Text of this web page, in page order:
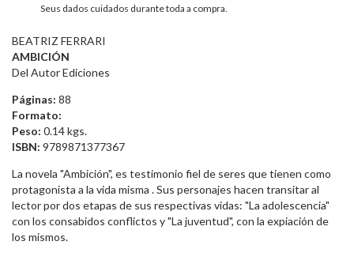
Seus dados cuidados durante toda a compra.
BEATRIZ FERRARI
AMBICIÓN
Del Autor Ediciones
Páginas: 88
Formato:
Peso: 0.14 kgs.
ISBN: 9789871377367
La novela "Ambición", es testimonio fiel de seres que tienen como
protagonista a la vida misma . Sus personajes hacen transitar al
lector por dos etapas de sus respectivas vidas: "La adolescencia"
con los consabidos conflictos y "La juventud", con la expiación de
los mismos.